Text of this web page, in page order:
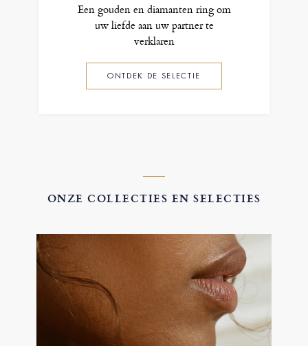
Een gouden en diamanten ring om
uw liefde aan uw partner te
verklaren
ONTDEK DE SELECTIE
ONZE COLLECTIES EN SELECTIES